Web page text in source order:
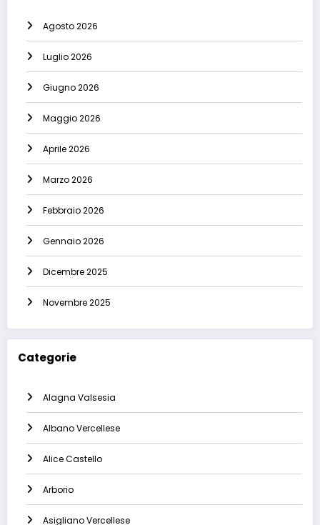
Agosto 2026
Luglio 2026
Giugno 2026
Maggio 2026
Aprile 2026
Marzo 2026
Febbraio 2026
Gennaio 2026
Dicembre 2025
Novembre 2025
Categorie
Alagna Valsesia
Albano Vercellese
Alice Castello
Arborio
Asigliano Vercellese